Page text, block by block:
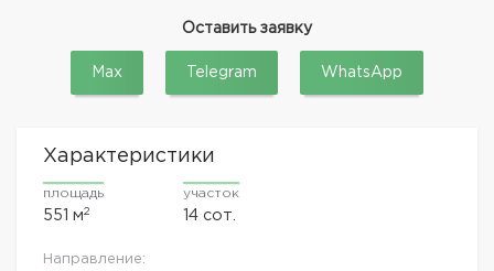
Оставить заявку
Max Telegram WhatsApp
Характеристики
площадь
551 м2
участок
14 сот.
Направление: